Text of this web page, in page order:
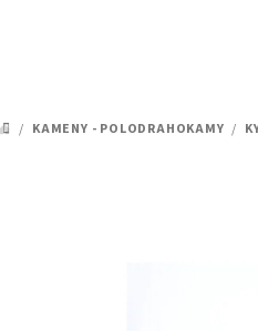
DOMŮ
/ KAMENY - POLODRAHOKAMY /